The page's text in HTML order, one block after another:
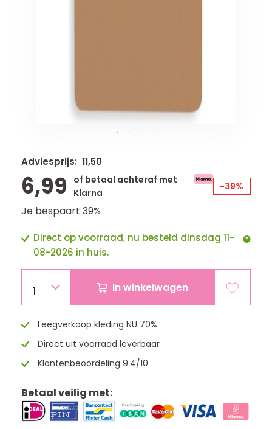
Adviesprijs: 11,50
6,99
of betaal achteraf met
Klarna
-39%
Je bespaart 39%
Direct op voorraad, nu besteld dinsdag 11-
08-2026 in huis.
1 In winkelwagen
Leegverkoop kleding NU 70%
Direct uit voorraad leverbaar
Klantenbeoordeling 9.4/10
Betaal veilig met: